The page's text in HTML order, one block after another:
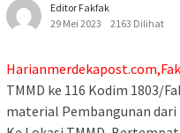
Editor Fakfak
29 Mei 2023
2163 Dilihat
TMMD ke 116 Kodim 1803/
material Pembangunan